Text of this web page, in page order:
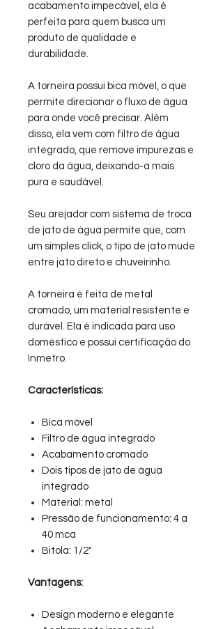
acabamento impecável, ela é
perfeita para quem busca um
produto de qualidade e
durabilidade.
A torneira possui bica móvel, o que
permite direcionar o fluxo de água
para onde você precisar. Além
disso, ela vem com filtro de água
integrado, que remove impurezas e
cloro da água, deixando-a mais
pura e saudável.
Seu arejador com sistema de troca
de jato de água permite que, com
um simples click, o tipo de jato mude
entre jato direto e chuveirinho.
A torneira é feita de metal
cromado, um material resistente e
durável. Ela é indicada para uso
doméstico e possui certificação do
Inmetro.
Características:
Bica móvel
Filtro de água integrado
Acabamento cromado
Dois tipos de jato de água
integrado
Material: metal
Pressão de funcionamento: 4 a
40 mca
Bitola: 1/2"
Vantagens:
Design moderno e elegante